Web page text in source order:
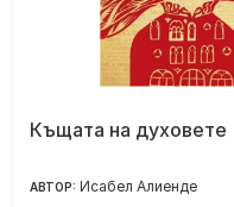
Къщата на духовете
АВТОР: Исабел Алиенде